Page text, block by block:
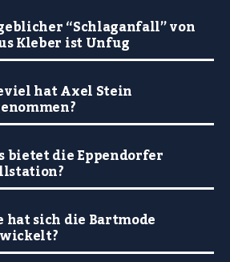
“Schlaganfall” von
Kleber ist Unfug
hat Axel Stein
bietet die Eppendorfer
hat sich die Bartmode